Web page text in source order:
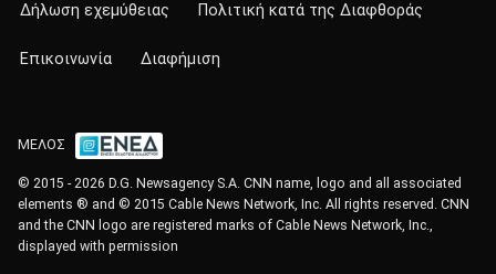
Δήλωση εχεμύθειας Πολιτική κατά της Διαφθοράς
Επικοινωνία Διαφήμιση
ΜΕΛΟΣ
© 2015 - 2026 D.G. Newsagency S.A. CNN name, logo and all associated
elements ® and © 2015 Cable News Network, Inc. All rights reserved. CNN
and the CNN logo are registered marks of Cable News Network, Inc.,
displayed with permission